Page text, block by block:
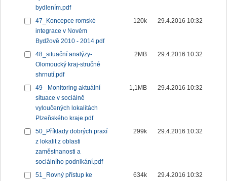
bydlením.pdf
47_Koncepce romské
integrace v Novém
Bydžově 2010 - 2014.pdf
120k 29.4.2016 10:32
48_situační analýzy-
Olomoucký kraj-stručné
shrnutí.pdf
2MB 29.4.2016 10:32
49 _Monitoring aktuální
situace v sociálně
vyloučených lokalitách
Plzeňského kraje.pdf
1,1MB 29.4.2016 10:32
50_Příklady dobrých praxí
z lokalit z oblasti
zaměstnanosti a
sociálního podnikání.pdf
299k 29.4.2016 10:32
51_Rovný přístup ke
634k 29.4.2016 10:32